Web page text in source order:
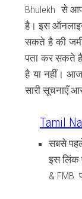
Bhulekh से
है। इस
सकते है की
पता कर सकते है
है या नहीं।
सारी सूचनाएँ
Tamil
सबसे
इस लिंक
& FMB